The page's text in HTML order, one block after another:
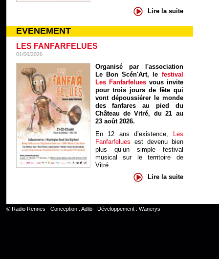
Lire la suite
EVENEMENT
LES FANFARFELUES
01/06/2026
Organisé par l'association
Le Bon Scén'Art, le festival
Les Fanfarfelues vous invite
pour trois jours de fête qui
vont dépoussiérer le monde
des fanfares au pied du
Château de Vitré, du 21 au
23 août 2026.
En 12 ans d’existence, Les
Fanfarfelues est devenu bien
plus qu’un simple festival
musical sur le territoire de
Vitré...
Lire la suite
© Radio Rennes - Conception : Adlib- Développement : Wanerys